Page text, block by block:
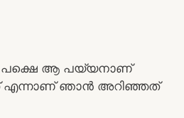
പക്ഷെ ആ പയ്യനാണ്
എന്നാണ് ഞാൻ അറിഞ്ഞത്